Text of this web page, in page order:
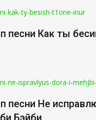
песни Как ты
песни Не
Бэйби